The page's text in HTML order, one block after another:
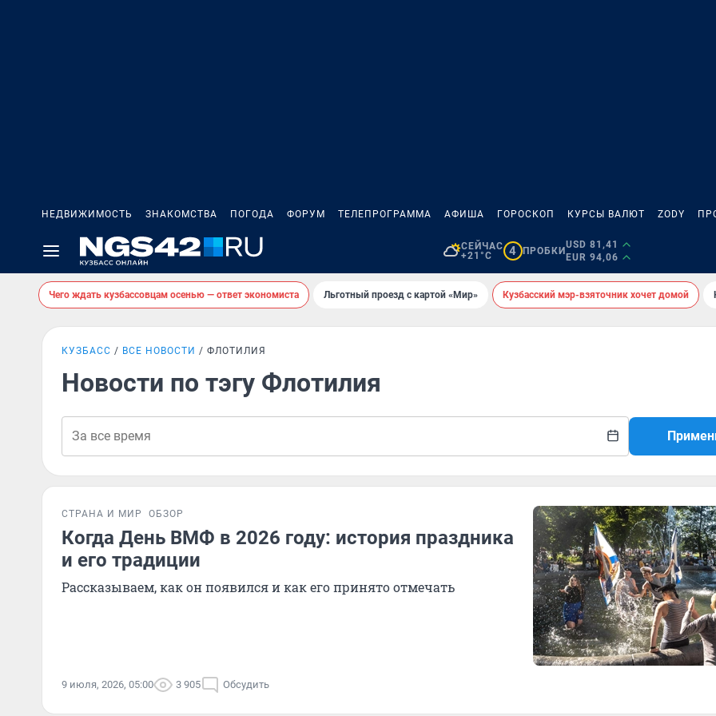
НЕДВИЖИМОСТЬ ЗНАКОМСТВА ПОГОДА ФОРУМ ТЕЛЕПРОГРАММА АФИША ГОРОСКОП КУРСЫ ВАЛЮТ ZODY
СЕЙЧАС
+21°C
4 ПРОБКИ
USD 81,41
EUR 94,06
Чего ждать кузбассовцам осенью — ответ экономиста Льготный проезд с картой «Мир» Кузбасский мэр-взяточник хочет домой
КУЗБАСС ВСЕ НОВОСТИ ФЛОТИЛИЯ
Новости по тэгу Флотилия
СТРАНА И МИР ОБЗОР
Когда День ВМФ в 2026 году: история праздника
и его традиции
Рассказываем, как он появился и как его принято отмечать
9 июля, 2026, 05:00 3 905 Обсудить